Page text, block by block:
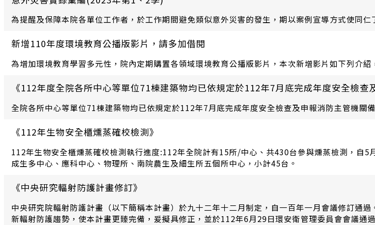
為提醒及保障本院各單位工作者，於工作期間避免類似意外災害的發生，期以案例宣導方式使同仁
新增110年度環境教育公播版影片，請多加借閱
為增加環境教育學習多元性，院內定期購置各領域環境教育公播版影片，本次新增影片如下列介
《112年度全院各所中心等單位71棟建築物均已依規定於112年7月底完成年度安全檢查
全院各所中心等單位71棟建築物均已依規定於112年7月底完成年度安全檢查及申報消防主管機關
《112年生物安全櫃燻蒸確校檢測》
112年生物安全櫃燻蒸確校檢測執行進度:112年全院計有15所/中心、共430台參與燻蒸檢測，自
成生多中心、應科中心、物理所、南院農生及細生所五個所中心，小計45台。
《中央研究輻射防護計畫修訂》
中央研究院輻射防護計畫（以下簡稱本計畫）於九十二年十二月制定，自一百年一月會議修訂通
新輻射防護趨勢，使本計畫更臻完備，爰擬具修正，並於112年6月29日環安衛管理委員會會議通